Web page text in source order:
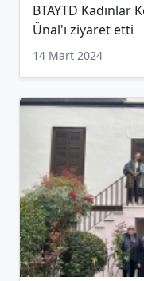
BTAYTD
Ünal'ı ziyaret etti
14 Mart 2024